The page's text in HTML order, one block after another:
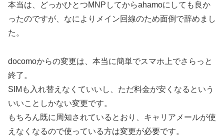
本当は、どっかひとつMNPしてからahamoにしても良か
ったのですが、なによりメイン回線のため面倒で辞めまし
た。
docomoからの変更は、本当に簡単でスマホ上でさらっと
終了。
SIMも入れ替えなくていいし、ただ料金が安くなるという
いいことしかない変更です。
もちろん既に周知されているとおり、キャリアメールが使
えなくなるので使っている方は変更が必要です。